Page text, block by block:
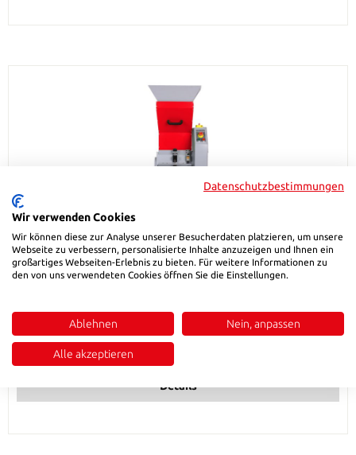
HSB EG 300
Regulärer Preis:
4.100,00 €
Details
Datenschutzbestimmungen
Wir verwenden Cookies
Wir können diese zur Analyse unserer Besucherdaten platzieren, um unsere
Webseite zu verbessern, personalisierte Inhalte anzuzeigen und Ihnen ein
großartiges Webseiten-Erlebnis zu bieten. Für weitere Informationen zu
den von uns verwendeten Cookies öffnen Sie die Einstellungen.
Ablehnen Nein, anpassen
Alle akzeptieren